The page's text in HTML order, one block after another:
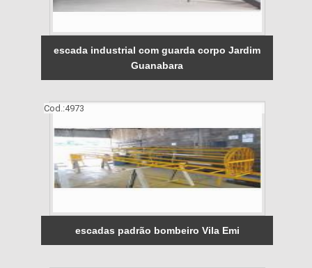
escada industrial com guarda corpo Jardim
Guanabara
Cod.:4973
escadas padrão bombeiro Vila Emi